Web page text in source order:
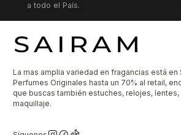
a todo el País.
La mas amplia variedad en fragancias está en
Perfumes Originales hasta un 70% al retail,
que buscas también estuches, relojes,
maquillaje.